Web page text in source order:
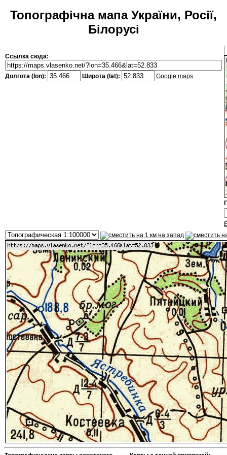
Топографічна мапа України, Росії,
Білорусі
Ссылка сюда:
Долгота (lon): Широта (lat): Google maps